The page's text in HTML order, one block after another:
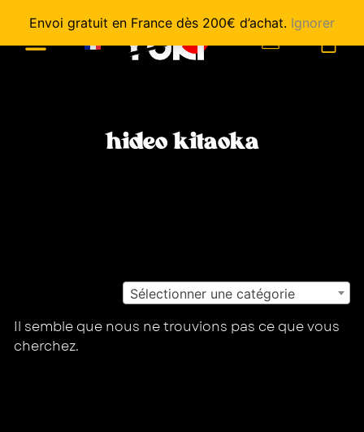
Envoi gratuit en France dès 200€ d’achat. Ignorer
hideo kitaoka
Sélectionner une catégorie
Il semble que nous ne trouvions pas ce que vous
cherchez.